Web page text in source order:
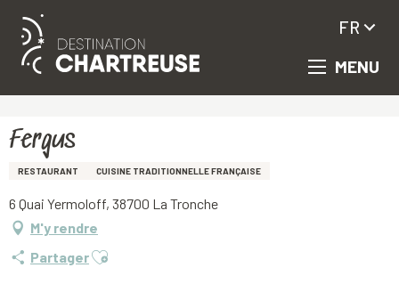
Aller
principal
MENU
FR
Fergus
RESTAURANT CUISINE TRADITIONNELLE FRANÇAISE
6 Quai Yermoloff, 38700 La Tronche
M'y rendre
PartagerAjouter aux favoris